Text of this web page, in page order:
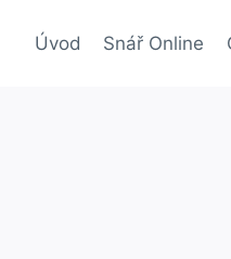
Úvod Snář Online